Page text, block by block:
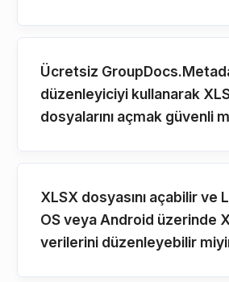
Ücretsiz
düzenleyiciyi kullanarak
dosyalarını açmak güvenli
XLSX dosyasını açabilir ve
OS veya Android üzerinde
verilerini düzenleyebilir